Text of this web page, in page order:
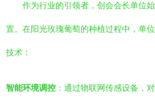
作为行业的引领者，创会会长单位
置。在阳光玫瑰葡萄的种植过程中，单
技术：
智能环境调控 ：通过物联网传感设备，